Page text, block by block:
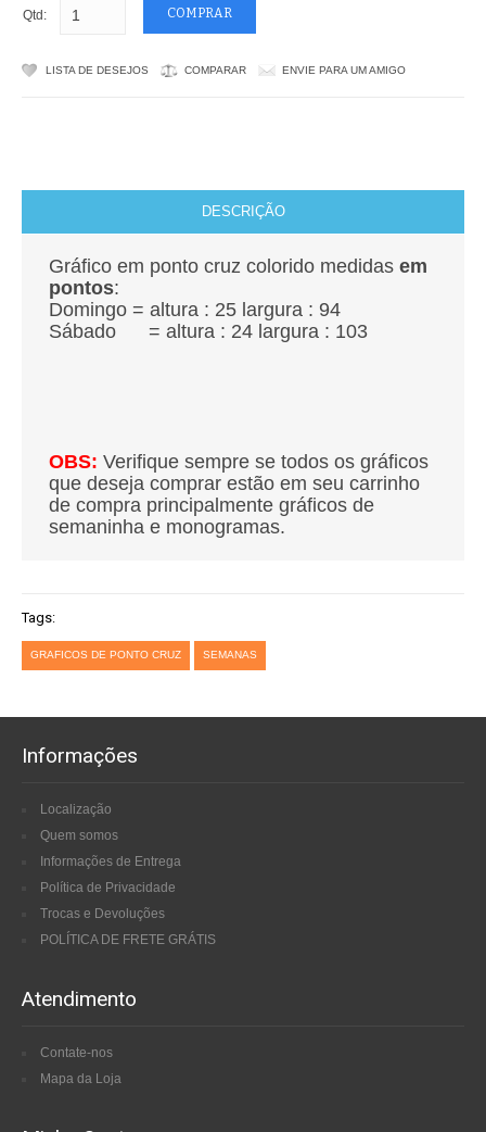
Qtd:
LISTA DE DESEJOS COMPARAR ENVIE PARA UM AMIGO
DESCRIÇÃO
Gráfico em ponto cruz colorido medidas em
pontos:
Domingo = altura : 25 largura : 94
Sábado = altura : 24 largura : 103
OBS: Verifique sempre se todos os gráficos
que deseja comprar estão em seu carrinho
de compra principalmente gráficos de
semaninha e monogramas.
Tags:
GRAFICOS DE PONTO CRUZ SEMANAS
Informações
Localização
Quem somos
Informações de Entrega
Política de Privacidade
Trocas e Devoluções
POLÍTICA DE FRETE GRÁTIS
Atendimento
Contate-nos
Mapa da Loja